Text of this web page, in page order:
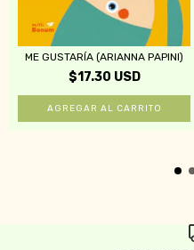
ME GUSTARÍA (ARIANNA PAPINI)
$17.30 USD